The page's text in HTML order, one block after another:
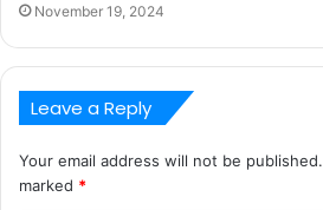
November 19, 2024
Leave a Reply
Your email address will not be published.
marked *